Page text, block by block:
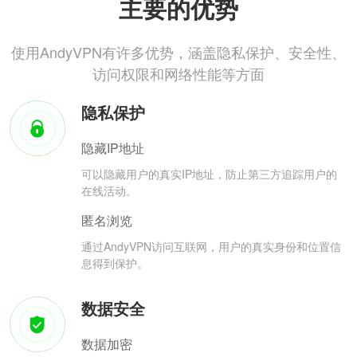
主要的优势
使用AndyVPN有许多优势，涵盖隐私保护、安全性、
访问权限和网络性能等方面
隐私保护
隐藏IP地址
可以隐藏用户的真实IP地址，防止第三方追踪用户的
在线活动。
匿名浏览
通过AndyVPN访问互联网，用户的真实身份和位置信
息得到保护。
数据安全
数据加密